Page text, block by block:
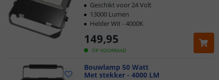
OP VOORRAAD
149,95
Geschikt voor 24 Volt
13000 Lumen
Helder Wit - 4000K
Bouwlamp 50 Watt
Met stekker - 4000 LM